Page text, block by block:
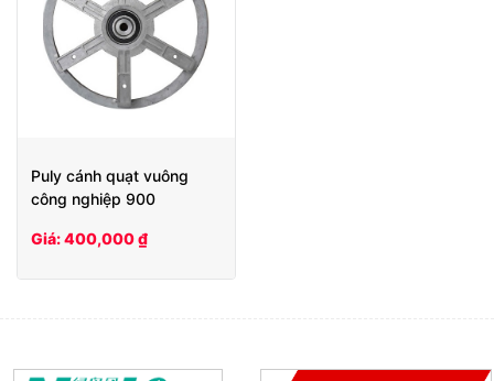
Puly cánh quạt vuông
công nghiệp 900
Giá: 400,000 ₫